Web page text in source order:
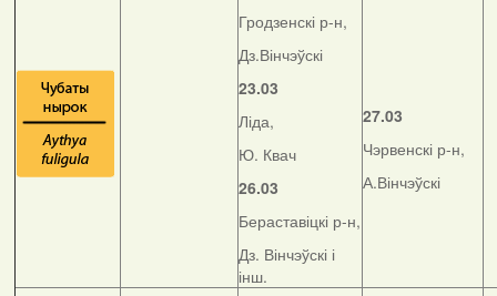
Гродзенскі р-н,
Дз.Вінчэўскі
23.03
Ліда,
Ю. Квач
26.03
Бераставіцкі р-н,
Дз. Вінчэўскі і
інш.
27.03
Чэрвенскі р-н,
А.Вінчэўскі